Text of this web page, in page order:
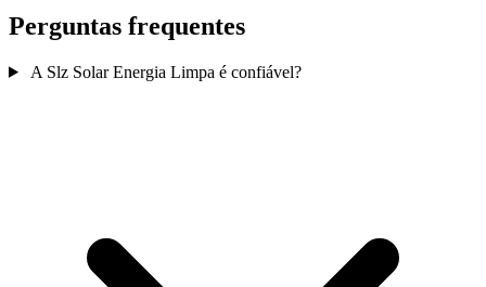
Perguntas frequentes
A Slz Solar Energia Limpa é confiável?